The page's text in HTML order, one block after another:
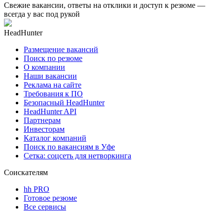
Свежие вакансии, ответы на отклики и доступ к резюме —
всегда у вас под рукой
HeadHunter
Размещение вакансий
Поиск по резюме
О компании
Наши вакансии
Реклама на сайте
Требования к ПО
Безопасный HeadHunter
HeadHunter API
Партнерам
Инвесторам
Каталог компаний
Поиск по вакансиям в Уфе
Сетка: соцсеть для нетворкинга
Соискателям
hh PRO
Готовое резюме
Все сервисы